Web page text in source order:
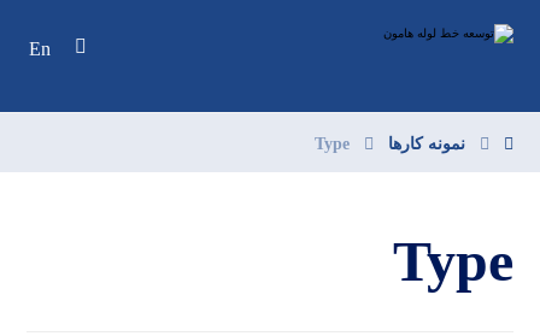
En
نمونه کارها Type
Type